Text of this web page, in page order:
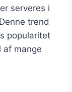
serveres i
trend
popularitet
af mange